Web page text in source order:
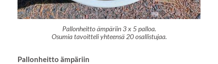
Pallonheitto ämpäriin 3 x 5 palloa.
Osumia tavoitteli yhteensä 20 osallistujaa.
Pallonheitto ämpäriin